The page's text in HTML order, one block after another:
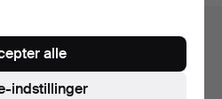
indstillinger
alle